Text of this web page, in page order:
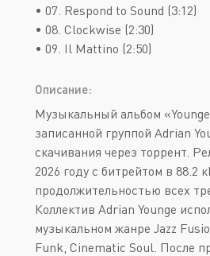
• 07. Respond to Sound (3:12)
• 08. Clockwise (2:30)
• 09. Il Mattino (2:50)
Описание:
Музыкальный альбом
записанной группой Adrian
скачивания через торрент.
2026 году с битрейтом в 88.2
продолжительностью всех
Коллектив Adrian Younge
музыкальном жанре Jazz
Funk, Cinematic Soul. После